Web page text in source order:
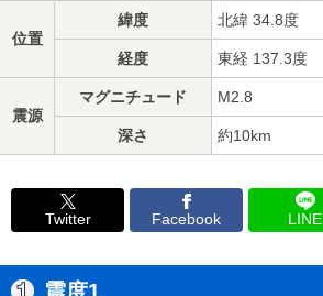
位置
緯度 北緯 34.8度
経度 東経 137.3度
震源
マグニチュード M2.8
深さ 約10km
Twitter Facebook LINE